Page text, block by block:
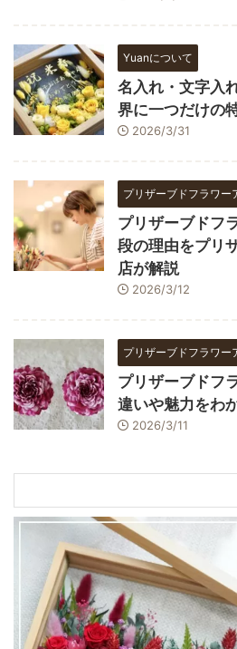
Yuanについて
名入れ・文字入
界に一つだけの
2026/3/31
プリザーブドフラワー
プリザーブドフ
段の理由をプリ
店が解説
2026/3/12
プリザーブドフラワー
プリザーブドフ
違いや魅力をわ
2026/3/11